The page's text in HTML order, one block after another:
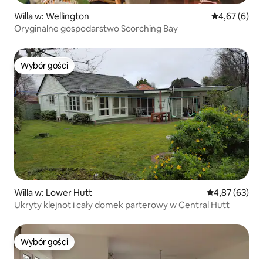
Willa w: Wellington Średnia
4,67 (6)
Oryginalne gospodarstwo Scorching Bay
Wybór gości
Wybór gości
Willa w: Lower Hutt Średnia
4,87 (63)
Ukryty klejnot i cały domek parterowy w Central Hutt
Wybór gości
Wybór gości